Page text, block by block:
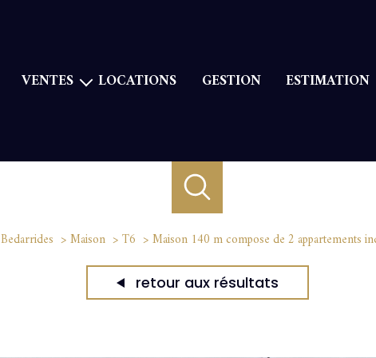
VENTES LOCATIONS GESTION ESTIMATION
Bedarrides Maison T6 Maison 140 m compose de 2 appartements
retour aux résultats